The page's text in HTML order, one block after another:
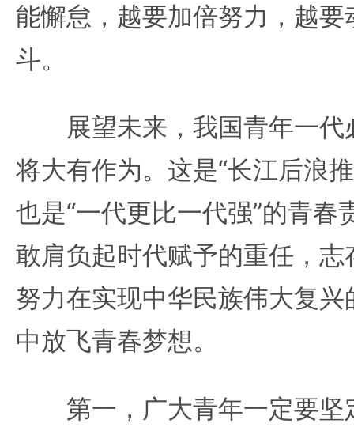
能懈怠，越要加倍努力，越
斗。
展望未来，我国青年一代
将大有作为。这是“长江后浪
也是“一代更比一代强”的青春
敢肩负起时代赋予的重任，
努力在实现中华民族伟大复
中放飞青春梦想。
第一，广大青年一定要坚